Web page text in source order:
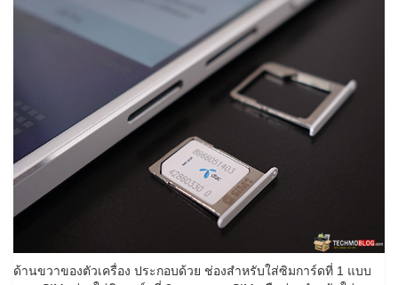
ด้านขวาของตัวเครื่อง ประกอบด้วย ช่องสำหรับใส่ซิมการ์ดที่ 1 แบบ